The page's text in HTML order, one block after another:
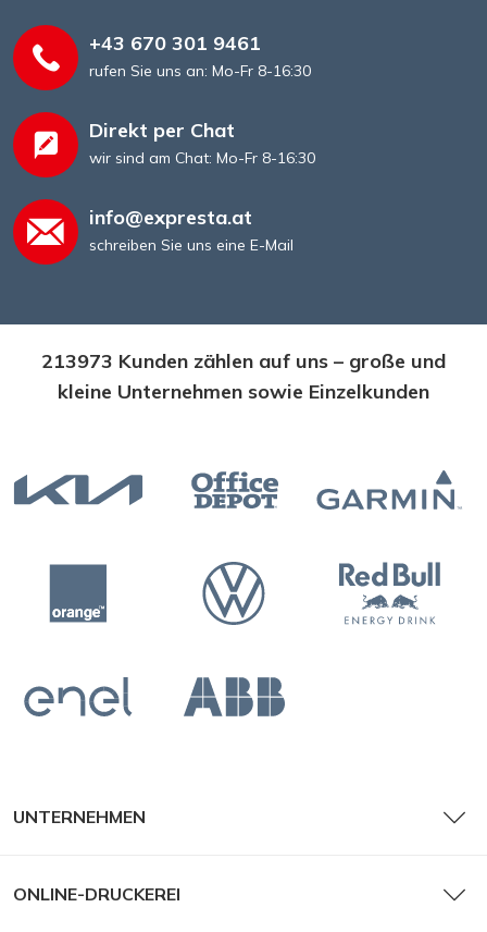
+43 670 301 9461
rufen Sie uns an: Mo-Fr 8-16:30
Direkt per Chat
wir sind am Chat: Mo-Fr 8-16:30
info@expresta.at
schreiben Sie uns eine E-Mail
213973 Kunden zählen auf uns – große und
kleine Unternehmen sowie Einzelkunden
UNTERNEHMEN
ONLINE-DRUCKEREI